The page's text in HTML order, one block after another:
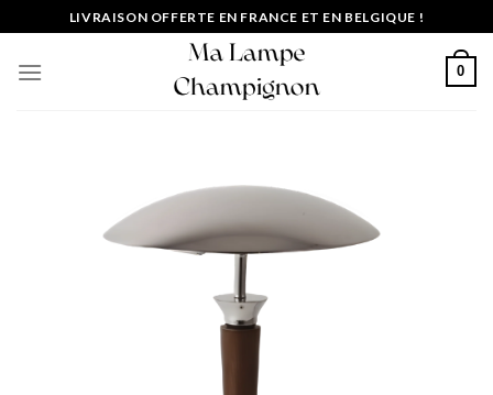
au
contenu
LIVRAISON OFFERTE EN FRANCE ET EN BELGIQUE !
0